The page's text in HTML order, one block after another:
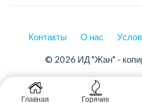
Контакты О нас
© 2026 ИД "Жан" -
Главная Горячие